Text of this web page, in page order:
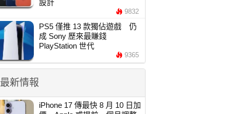
設計
9832
PS5 僅推 13 款獨佔遊戲 仍
成 Sony 歷來最賺錢
PlayStation 世代
9365
最新情報
iPhone 17 傳最快 8 月 10 日加